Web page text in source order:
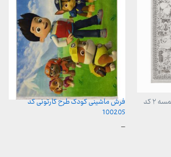
فرش ماشینی مرینوس طرح شمسه ۲ کد
فرش ماشینی کودک طرح کارتونی کد
100205
–محدوده